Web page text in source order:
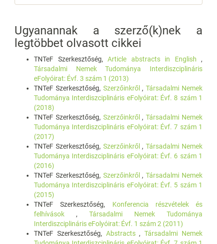
Ugyanannak a szerző(k)nek a
legtöbbet olvasott cikkei
TNTeF Szerkesztőség, Article abstracts in English ,
Társadalmi Nemek Tudománya Interdiszciplináris
eFolyóirat: Évf. 3 szám 1 (2013)
TNTeF Szerkesztőség, Szerzőinkről ,Társadalmi Nemek
Tudománya Interdiszciplináris eFolyóirat: Évf. 8 szám 1
(2018)
TNTeF Szerkesztőség, Szerzőinkről ,Társadalmi Nemek
Tudománya Interdiszciplináris eFolyóirat: Évf. 7 szám 1
(2017)
TNTeF Szerkesztőség, Szerzőinkről ,Társadalmi Nemek
Tudománya Interdiszciplináris eFolyóirat: Évf. 6 szám 1
(2016)
TNTeF Szerkesztőség, Szerzőinkről ,Társadalmi Nemek
Tudománya Interdiszciplináris eFolyóirat: Évf. 5 szám 1
(2015)
TNTeF Szerkesztőség, Konferencia részvételek és
felhívások , Társadalmi Nemek Tudománya
Interdiszciplináris eFolyóirat: Évf. 1 szám 2 (2011)
TNTeF Szerkesztőség, Abstracts ,Társadalmi Nemek